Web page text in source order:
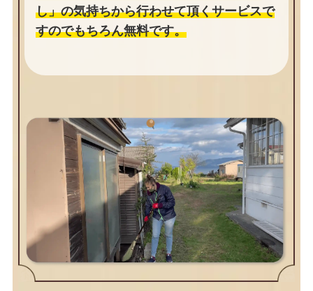
し」の気持ちから行わせて頂くサービスで
すのでもちろん無料です。